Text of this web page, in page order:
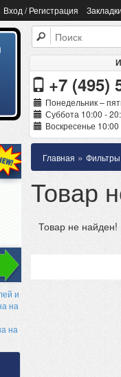
Вход / Регистрация
+7 (495)
Понедельник –
Суббота 10:00 -
Воскресенье
Главная » Фильтры
Товар
Товар не найден!